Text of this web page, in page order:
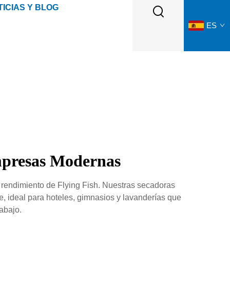
Y BLOG
ES
Modernas
de Flying Fish. Nuestras secadoras
ideal para hoteles, gimnasios y lavanderías que